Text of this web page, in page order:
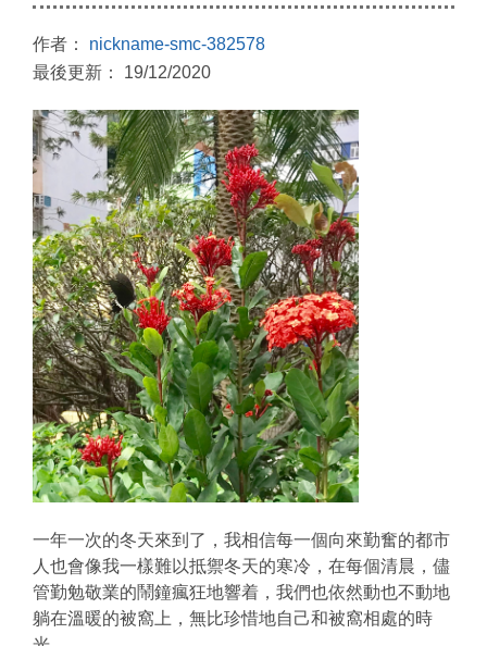
作者： nickname-smc-382578
最後更新： 19/12/2020
一年一次的冬天來到了，我相信每一個向來勤奮的都市
人也會像我一樣難以抵禦冬天的寒冷，在每個清晨，儘
管勤勉敬業的鬧鐘瘋狂地響着，我們也依然動也不動地
躺在溫暖的被窩上，無比珍惜地自己和被窩相處的時